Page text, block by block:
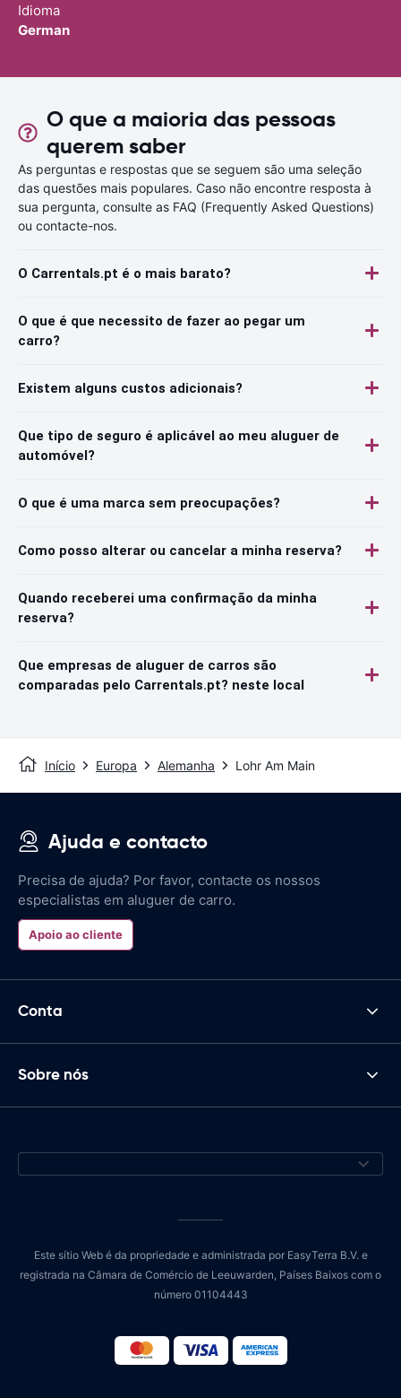
Idioma
German
O que a maioria das pessoas
querem saber
As perguntas e respostas que se seguem são uma seleção
das questões mais populares. Caso não encontre resposta à
sua pergunta, consulte as FAQ (Frequently Asked Questions)
ou contacte-nos.
O Carrentals.pt é o mais barato?
O que é que necessito de fazer ao pegar um
carro?
Existem alguns custos adicionais?
Que tipo de seguro é aplicável ao meu aluguer de
automóvel?
O que é uma marca sem preocupações?
Como posso alterar ou cancelar a minha reserva?
Quando receberei uma confirmação da minha
reserva?
Que empresas de aluguer de carros são
comparadas pelo Carrentals.pt? neste local
Início Europa Alemanha Lohr Am Main
Ajuda e contacto
Precisa de ajuda? Por favor, contacte os nossos
especialistas em aluguer de carro.
Apoio ao cliente
Conta
Sobre nós
Este sítio Web é da propriedade e administrada por EasyTerra B.V. e
registrada na Câmara de Comércio de Leeuwarden, Países Baixos com o
número 01104443